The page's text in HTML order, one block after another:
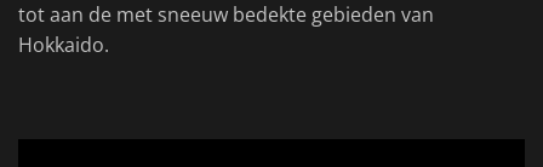
tot aan de met sneeuw bedekte gebieden van
Hokkaido.